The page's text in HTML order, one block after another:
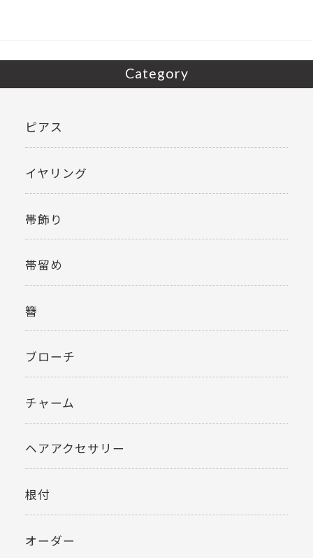
Category
ピアス
イヤリング
帯飾り
帯留め
簪
ブローチ
チャーム
ヘアアクセサリー
根付
オーダー